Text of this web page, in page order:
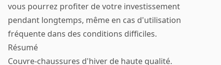
vous pourrez profiter de votre investissement
pendant longtemps, même en cas d'utilisation
fréquente dans des conditions difficiles.
Résumé
Couvre-chaussures d'hiver de haute qualité.